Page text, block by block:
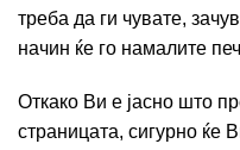
треба да ги чувате,
начин ќе го намалите
Откако Ви е јасно што
страницата, сигурно ќе